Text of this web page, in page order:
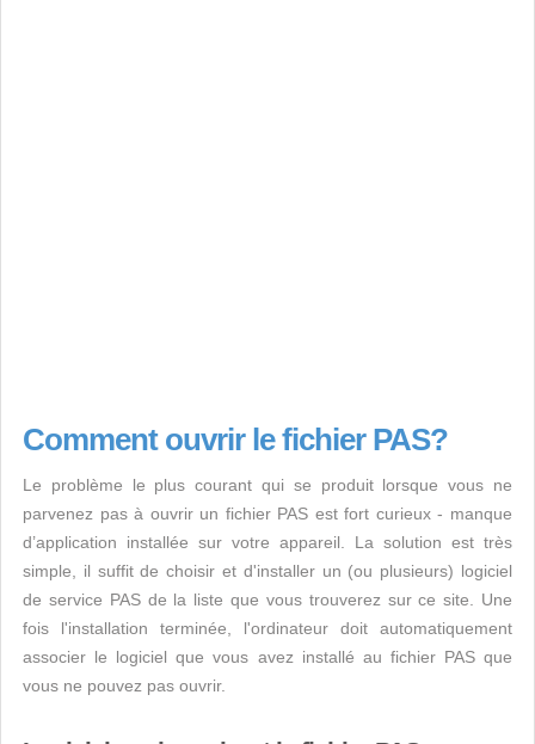
Comment ouvrir le fichier PAS?
Le problème le plus courant qui se produit lorsque vous ne
parvenez pas à ouvrir un fichier PAS est fort curieux - manque
d’application installée sur votre appareil. La solution est très
simple, il suffit de choisir et d'installer un (ou plusieurs) logiciel
de service PAS de la liste que vous trouverez sur ce site. Une
fois l'installation terminée, l'ordinateur doit automatiquement
associer le logiciel que vous avez installé au fichier PAS que
vous ne pouvez pas ouvrir.